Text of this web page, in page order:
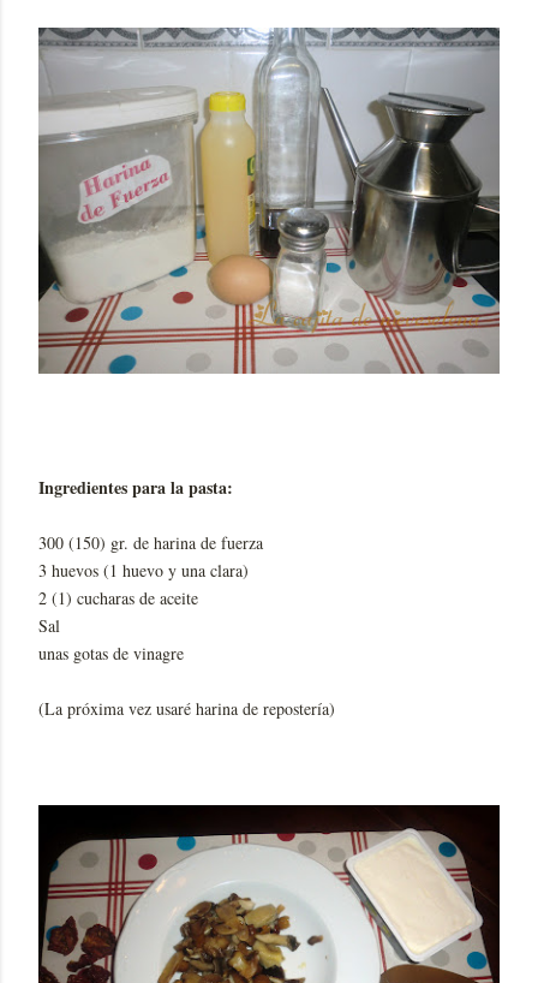
Ingredientes para la pasta:
300 (150) gr. de harina de fuerza
3 huevos (1 huevo y una clara)
2 (1) cucharas de aceite
Sal
unas gotas de vinagre
(La próxima vez usaré harina de repostería)